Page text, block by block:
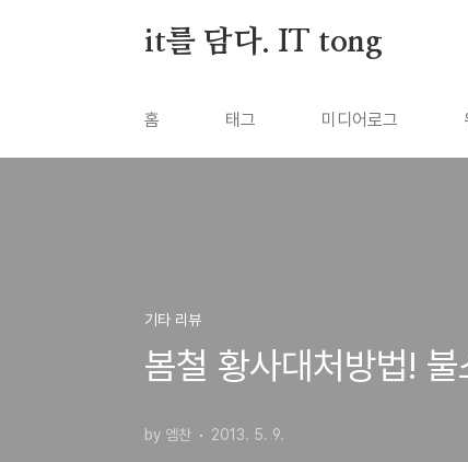
it를 담다. IT tong
홈 태그 미디어로그
기타 리뷰
봄철 황사대처방법!
by 엠찬 2013. 5. 9.